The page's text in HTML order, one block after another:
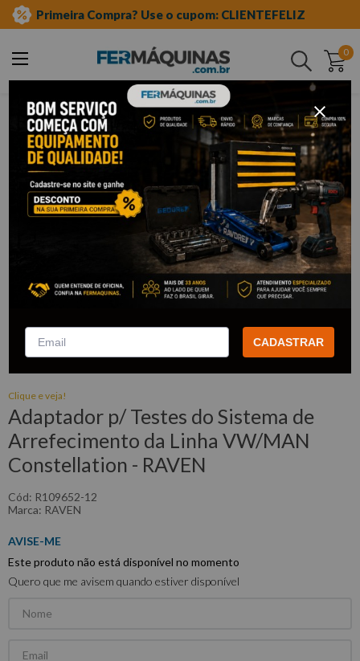
Primeira Compra? Use o cupom: CLIENTEFELIZ
0
Buscar
equipamento caminhões
equipamentos para caminhões
arrefecimento
Clique e veja!
Adaptador p/ Testes do Sistema de
Arrefecimento da Linha VW/MAN
Constellation - RAVEN
: R109652-12
RAVEN
Este produto não está disponível no momento
Quero que me avisem quando estiver disponível
CADASTRAR